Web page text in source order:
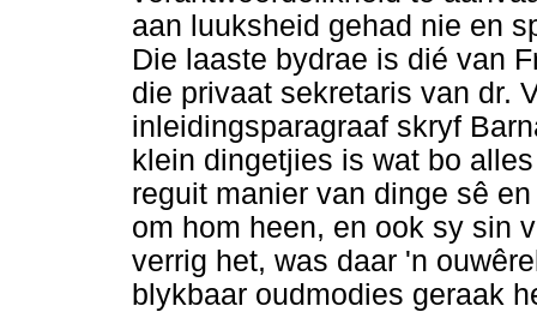
aan luuksheid gehad nie en
Die laaste bydrae is dié van
die privaat sekretaris van dr.
inleidingsparagraaf skryf
klein dingetjies is wat bo
reguit manier van dinge sê
om hom heen, en ook sy sin
verrig het, was daar 'n
blykbaar oudmodies geraak